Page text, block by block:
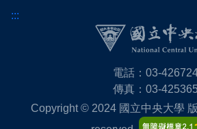
:::
電話：03-
傳真：03-
Copyright © 2024 國立中央大學